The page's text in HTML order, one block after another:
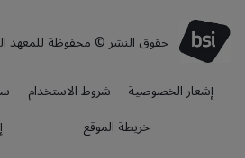
حقوق النشر © محفوظة للمعهد
إشعار الخصوصية
شروط الاستخدام
خريطة الموقع